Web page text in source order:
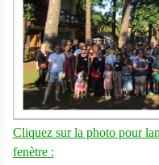
Cliquez sur la photo pour
fenètre :